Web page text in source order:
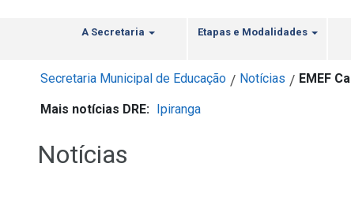
A Secretaria Etapas e Modalidades
Secretaria Municipal de Educação / Notícias / EMEF
Mais notícias DRE: Ipiranga
Notícias